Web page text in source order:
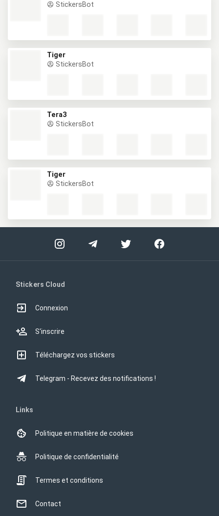
StickersBot
Tiger
StickersBot
Tera3
StickersBot
Tiger
StickersBot
Stickers Cloud
Connexion
S'inscrire
Téléchargez vos stickers
Telegram - Recevez des notifications !
Links
Politique en matière de cookies
Politique de confidentialité
Termes et conditions
Contact